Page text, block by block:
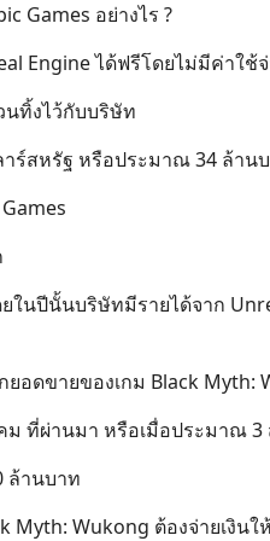
Games อย่างไร ?
Engine ได้ฟรีโดยไม่มีค่าใช้จ่
นทิ้งไว้กับบริษัท
าร์สหรัฐ หรือประมาณ 34 ล้าน
ในปีนั้นบริษัทมีรายได้จาก
ยอดขายของเกม Black Myth:
ม ที่ผ่านมา หรือเมื่อประมาณ
ล้านบาท
Myth: Wukong ต้องจ่ายเงิน